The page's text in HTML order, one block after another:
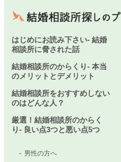
はじめにお読み下さい- 結婚
相談所に脅された話
結婚相談所のからくり- 本当
のメリットとデメリット
結婚相談所をおすすめしない
のはどんな人？
厳選！結婚相談所のからく
り- 良い点3つと悪い点5つ
男性の方へ